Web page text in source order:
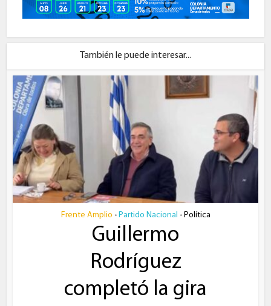
También le puede interesar...
Frente Amplio • Partido Nacional • Política
Guillermo
Rodríguez
completó la gira